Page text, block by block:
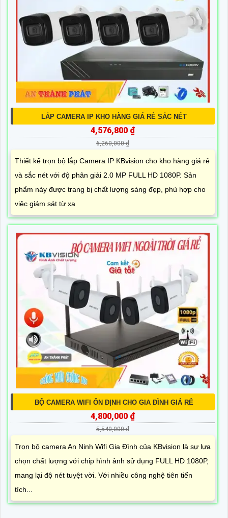
LẮP CAMERA IP KHO HÀNG GIÁ RẺ SẮC NÉT
4,576,800 ₫
6,260,000 ₫
Thiết kế trọn bộ lắp Camera IP KBvision cho kho hàng giá rẻ
và sắc nét với độ phân giải 2.0 MP FULL HD 1080P. Sản
phẩm này được trang bị chất lượng sáng đẹp, phù hợp cho
việc giám sát từ xa
BỘ CAMERA WIFI ỔN ĐỊNH CHO GIA ĐÌNH GIÁ RẺ
4,800,000 ₫
5,540,000 ₫
Trọn bộ camera An Ninh Wifi Gia Đình của KBvision là sự lựa
chọn chất lượng với chip hình ảnh sử dụng FULL HD 1080P,
mang lại độ nét tuyệt vời. Với nhiều công nghệ tiên tiến
tích...